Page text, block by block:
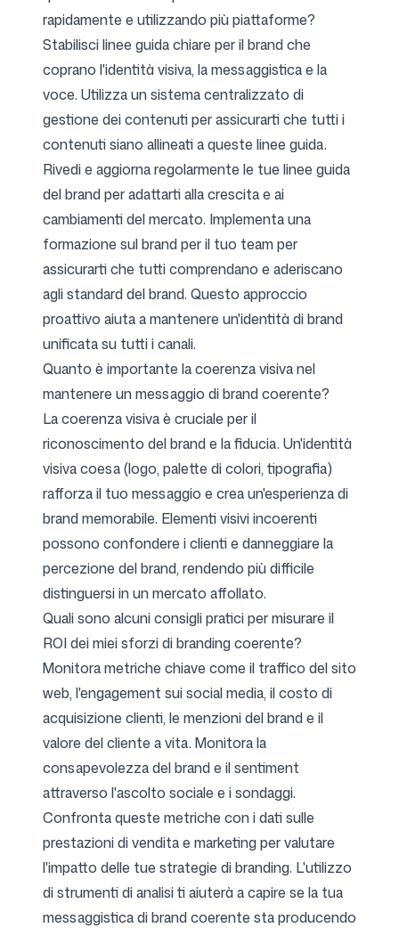
rapidamente e utilizzando più piattaforme?
Stabilisci linee guida chiare per il brand che
coprano l'identità visiva, la messaggistica e la
voce. Utilizza un sistema centralizzato di
gestione dei contenuti per assicurarti che tutti i
contenuti siano allineati a queste linee guida.
Rivedi e aggiorna regolarmente le tue linee guida
del brand per adattarti alla crescita e ai
cambiamenti del mercato. Implementa una
formazione sul brand per il tuo team per
assicurarti che tutti comprendano e aderiscano
agli standard del brand. Questo approccio
proattivo aiuta a mantenere un'identità di brand
unificata su tutti i canali.
Quanto è importante la coerenza visiva nel
mantenere un messaggio di brand coerente?
La coerenza visiva è cruciale per il
riconoscimento del brand e la fiducia. Un'identità
visiva coesa (logo, palette di colori, tipografia)
rafforza il tuo messaggio e crea un'esperienza di
brand memorabile. Elementi visivi incoerenti
possono confondere i clienti e danneggiare la
percezione del brand, rendendo più difficile
distinguersi in un mercato affollato.
Quali sono alcuni consigli pratici per misurare il
ROI dei miei sforzi di branding coerente?
Monitora metriche chiave come il traffico del sito
web, l'engagement sui social media, il costo di
acquisizione clienti, le menzioni del brand e il
valore del cliente a vita. Monitora la
consapevolezza del brand e il sentiment
attraverso l'ascolto sociale e i sondaggi.
Confronta queste metriche con i dati sulle
prestazioni di vendita e marketing per valutare
l'impatto delle tue strategie di branding. L'utilizzo
di strumenti di analisi ti aiuterà a capire se la tua
messaggistica di brand coerente sta producendo